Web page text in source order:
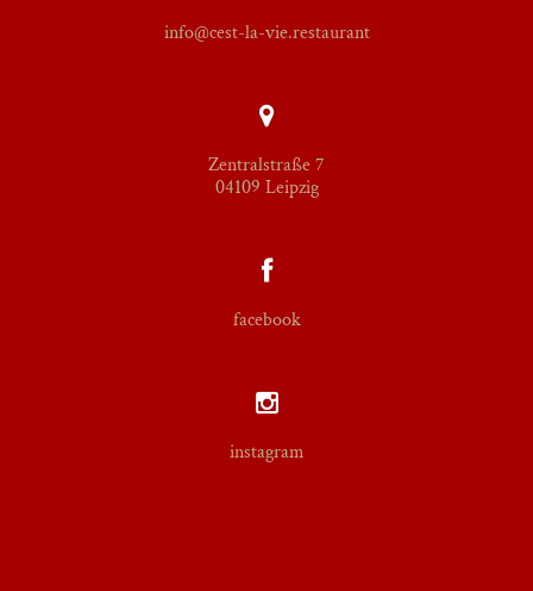
info@cest-la-vie.restaurant
Zentralstraße 7
04109 Leipzig
facebook
instagram